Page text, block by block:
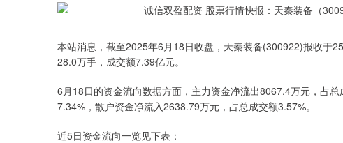
本站消息，截至2025年6月18日收盘，天秦装备(300922)报收于
28.0万手，成交额7.39亿元。
6月18日的资金流向数据方面，主力资金净流出8067.4万元，占
7.34%，散户资金净流入2638.79万元，占总成交额3.57%。
近5日资金流向一览见下表：